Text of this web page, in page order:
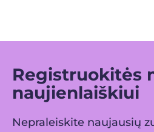
Registruokitės
naujienlaiškiui
Nepraleiskite naujausių